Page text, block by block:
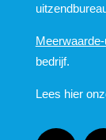
bedrijf.
Lees hier